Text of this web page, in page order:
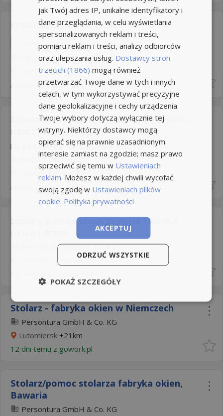
stolarz, pomocnik stolarza
Umowa o pracę Rodzaj pracy: Stała
Zgierz+12km
Aplikuj szybko z Nuzle
Samodzielny pomocnik stolarza, stolarz,
nauczyciel...
od 6000 do 9000 zł/mies. brutto
Meble systemowe
+12km
Aplikuj szybko z Nuzle
Stolarz/pomoc stolarza mała fabryka
okien i drzwi...
Persontura GmbH & Co. KG
+21km
12 dni temu z
Stolarz - fabryka okien w Niemczech
Persontura GmbH & Co. KG
Lutomiersk +21km
12 dni temu z gowork.pl
Stolarz/pomoc stolarza fabryka okien,
Bawaria
Persontura GmbH & Co. KG
jak Twój adres IP, unikalne identyfikatory i
dane przeglądania, w celu wyświetlania
spersonalizowanych reklam i treści,
pomiaru reklam i treści, analizy odbiorców
oraz ulepszania usług. Dostawcy stron
trzecich (1866) mogą również
przetwarzać Twoje dane w tych i innych
celach, w tym wykorzystywać precyzyjne
dane geolokalizacyjne i cechy urządzenia.
Twoje wybory dotyczą wyłącznie tej
witryny. Niektórzy dostawcy mogą
opierać się na prawnie uzasadnionym
interesie zamiast na zgodzie; masz prawo
sprzeciwić się temu w Ustawieniach
reklam. Możesz w każdej chwili wycofać
swoją zgodę w Ustawieniach plików
cookie. Polityka prywatności
AKCEPTUJ
ODRZUĆ WSZYSTKIE
POKAŻ SZCZEGÓŁY